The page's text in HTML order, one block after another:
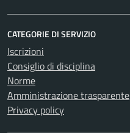
CATEGORIE DI SERVIZIO
Iscrizioni
Consiglio di disciplina
Norme
Amministrazione trasparente
Privacy policy